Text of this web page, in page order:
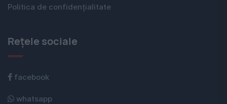
Politica de confidențialitate
Rețele sociale
facebook
whatsapp